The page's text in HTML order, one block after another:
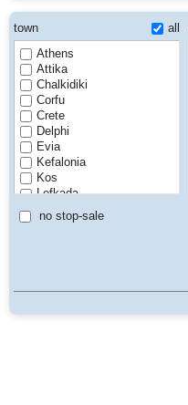
town
all
Athens
Attika
Chalkidiki
Corfu
Crete
Delphi
Evia
Kefalonia
Kos
Lefkada
Milos
Mykonos
Rhodes
no stop-sale